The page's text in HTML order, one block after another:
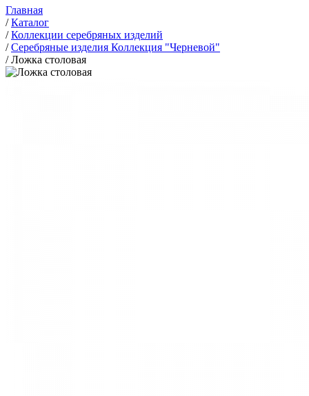
Главная
/Каталог
/Коллекции серебряных изделий
/Серебряные изделия Коллекция "Черневой"
/Ложка столовая